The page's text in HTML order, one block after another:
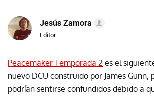
Jesús Zamora
Editor
Peacemaker Temporada 2 es el
nuevo DCU construido por James Gunn,
podrían sentirse confundidos debido a